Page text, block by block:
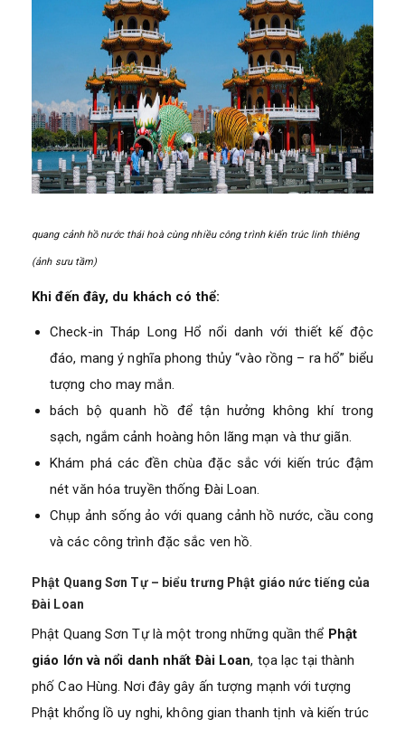
quang cảnh hồ nước thái hoà cùng nhiều công trình kiến trúc linh thiêng
(ảnh sưu tầm)
Khi đến đây, du khách có thể:
Check-in Tháp Long Hổ nổi danh với thiết kế độc
đáo, mang ý nghĩa phong thủy “vào rồng – ra hổ” biểu
tượng cho may mắn.
bách bộ quanh hồ để tận hưởng không khí trong
sạch, ngắm cảnh hoàng hôn lãng mạn và thư giãn.
Khám phá các đền chùa đặc sắc với kiến trúc đậm
nét văn hóa truyền thống Đài Loan.
Chụp ảnh sống ảo với quang cảnh hồ nước, cầu cong
và các công trình đặc sắc ven hồ.
Phật Quang Sơn Tự – biểu trưng Phật giáo nức tiếng của
Đài Loan
Phật Quang Sơn Tự là một trong những quần thể Phật
giáo lớn và nổi danh nhất Đài Loan, tọa lạc tại thành
phố Cao Hùng. Nơi đây gây ấn tượng mạnh với tượng
Phật khổng lồ uy nghi, không gian thanh tịnh và kiến trúc